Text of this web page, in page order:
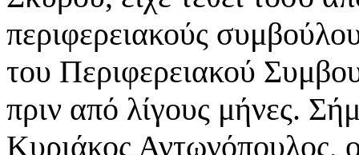
περιφερειακούς
του Περιφερειακού
πριν από λίγους μήνες.
Κυριάκος Αντωνόπουλος,